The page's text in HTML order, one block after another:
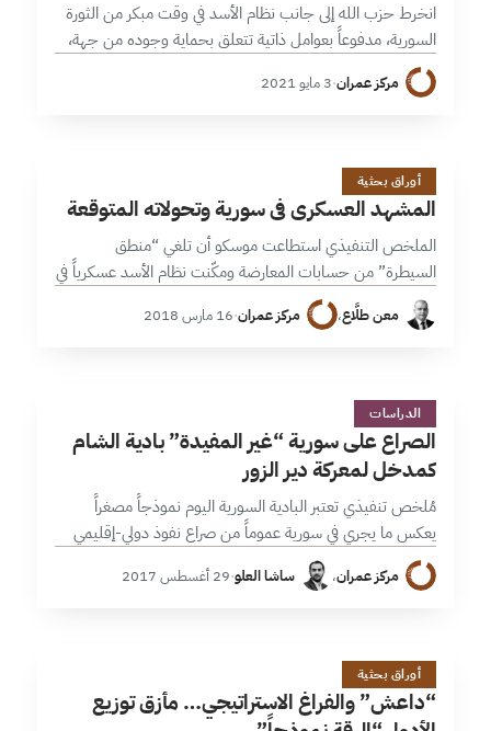
انخرط حزب الله إلى جانب نظام الأسد في وقت مبكر من الثورة
السورية، مدفوعاً بعوامل ذاتية تتعلق بحماية وجوده من جهة،
وتفعيلاً لدوره الوظيفي في الإقليم بحسب الاستراتيجية الإيرانية
والمصالح…
مركز عمران·3 مايو 2021
ا
23 دقائق
أوراق بحثية
المشهد العسكري في سورية وتحولاته المتوقعة
الملخص التنفيذي استطاعت موسكو أن تلغي “منطق
السيطرة” من حسابات المعارضة ومكّنت نظام الأسد عسكرياً في
معظم مناطق ما عرف بـ”سورية المفيدة”. ازداد تبلور مناطق
سيطرة دولية واسعة تجعل “عنصر…
معن طلَّاع، مركز عمران·16 مارس 2018
ا
31 دقائق
الدراسات
الصراع على سورية “غير المفيدة” بادية الشام
كمدخل لمعركة دير الزور
مُلخص تنفيذي تعتبر البادية السورية اليوم نموذجاً مصغراً
يعكس ما يجري في سورية عموماً من صراع نفوذ دولي-إقليمي
بأدوات محلية؛ والسباق المحموم بين تلك الأطراف للسيطرة
على الفراغ الاستراتيجي الذي…
مركز عمران، ساشا العلو·29 أغسطس 2017
&
24 دقائق
أوراق بحثية
“داعش” والفراغ الاستراتيجي… مأزق توزيع